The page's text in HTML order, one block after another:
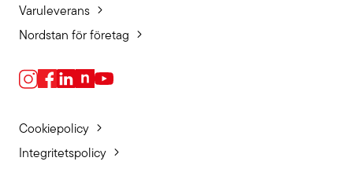
Varuleverans
Nordstan för företag
Cookiepolicy
Integritetspolicy